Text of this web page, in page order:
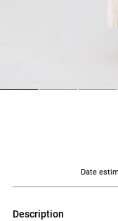
Date
description